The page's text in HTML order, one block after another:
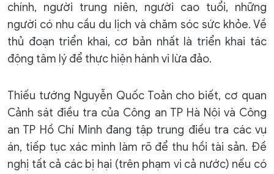
chính, người trung niên, người cao tuổi, những
người có nhu cầu du lịch và chăm sóc sức khỏe. Về
thủ đoạn triển khai, cơ bản nhất là triển khai tác
động tâm lý để thực hiện hành vi lừa đảo.
Thiếu tướng Nguyễn Quốc Toản cho biết, cơ quan
Cảnh sát điều tra của Công an TP Hà Nội và Công
an TP Hồ Chí Minh đang tập trung điều tra các vụ
án, tiếp tục xác minh làm rõ để thu hồi tài sản. Đề
nghị tất cả các bị hại (trên phạm vi cả nước) nếu có